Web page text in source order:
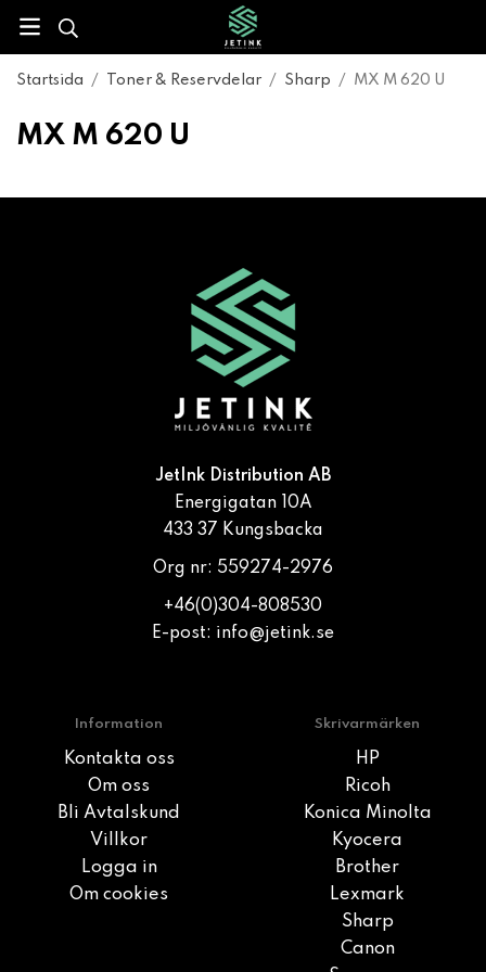
Startsida / Toner & Reservdelar / Sharp / MX M 620 U
MX M 620 U
JetInk Distribution AB
Energigatan 10A
433 37 Kungsbacka
Org nr: 559274-2976
+46(0)304-808530
E-post: info@jetink.se
Information
Kontakta oss
Om oss
Bli Avtalskund
Villkor
Logga in
Om cookies
Skrivarmärken
HP
Ricoh
Konica Minolta
Kyocera
Brother
Lexmark
Sharp
Canon